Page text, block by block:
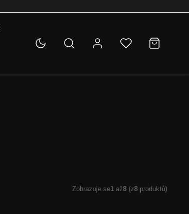
Zobrazuje se1 až8 (z8 produktů)